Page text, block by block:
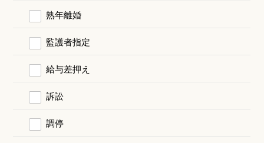
熟年離婚
監護者指定
給与差押え
訴訟
調停